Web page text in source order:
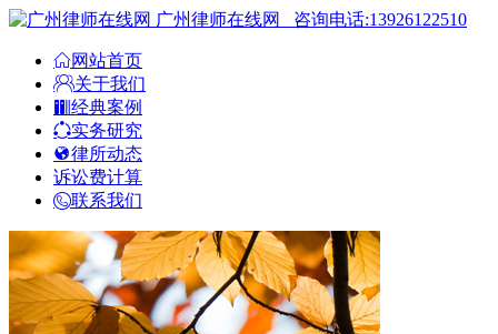
广州律师在线网 咨询电话:13926122510
网站首页
关于我们
经典案例
实务研究
律所动态
诉讼费计算
联系我们